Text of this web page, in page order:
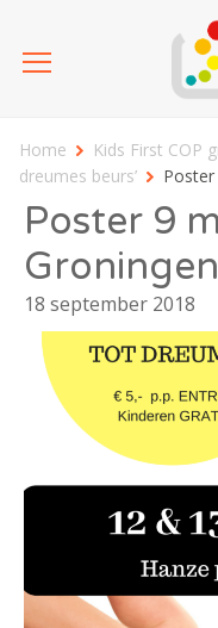
Home
Kids First COP
dreumes beurs’
Poster 9
Groningen
18 september 2018